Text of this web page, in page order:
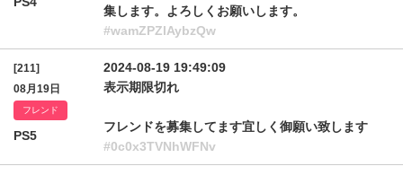
集します。よろしくお願いします。
#wamZPZlAybzQw
[211]
08月19日
フレンド
PS5
2024-08-19 19:49:09
表示期限切れ
フレンドを募集してます宜しく御願い致します
#0c0x3TVNhWFNv